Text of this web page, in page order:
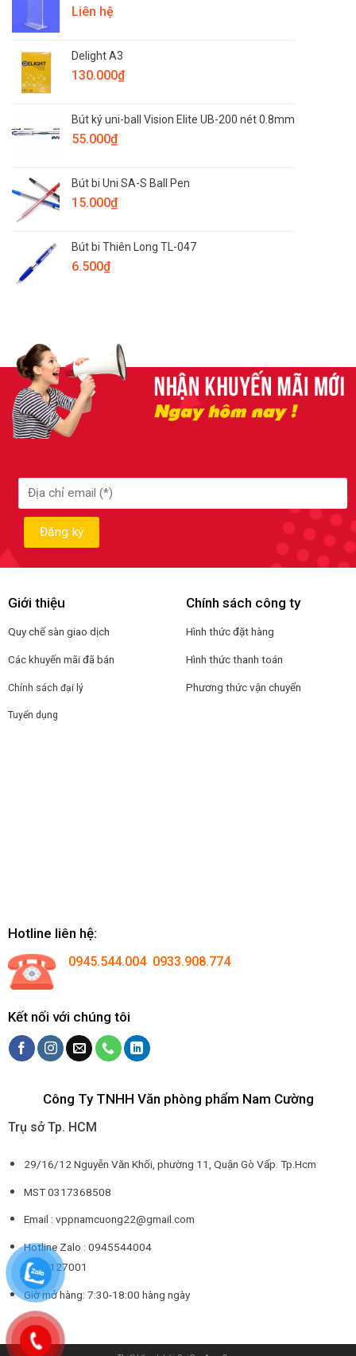
Liên hệ
Delight A3
130.000₫
Bút ký uni-ball Vision Elite UB-200 nét 0.8mm
55.000₫
Bút bi Uni SA-S Ball Pen
15.000₫
Bút bi Thiên Long TL-047
6.500₫
Giới thiệu
Quy chế sàn giao dịch
Các khuyến mãi đã bán
Chính sách đại lý
Tuyển dụng
Chính sách công ty
Hình thức đặt hàng
Hình thức thanh toán
Phương thức vận chuyển
Hotline liên hệ:
0945.544.004 0933.908.774
Kết nối với chúng tôi
Công Ty TNHH Văn phòng phẩm Nam Cường
Trụ sở Tp. HCM
29/16/12 Nguyễn Văn Khối, phường 11, Quận Gò Vấp. Tp.Hcm
MST 0317368508
Email : vppnamcuong22@gmail.com
Hotline Zalo : 0945544004
0932127001
Giờ mở hàng: 7:30-18:00 hàng ngày